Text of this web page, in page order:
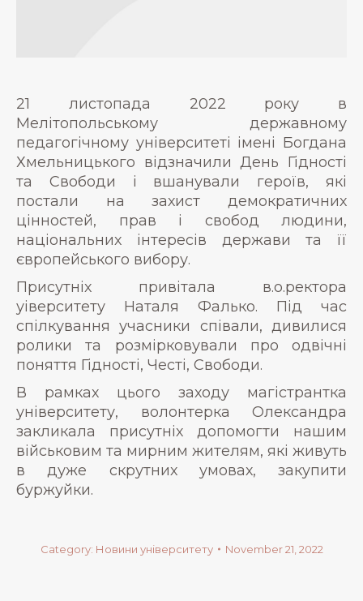
21 листопада 2022 року в
Мелітопольському державному
педагогічному університеті імені Богдана
Хмельницького відзначили День Гідності
та Свободи і вшанували героїв, які
постали на захист демократичних
цінностей, прав і свобод людини,
національних інтересів держави та її
європейського вибору.
Присутніх привітала в.о.ректора
уіверситету Наталя Фалько. Під час
спілкування учасники співали, дивилися
ролики та розмірковували про одвічні
поняття Гідності, Честі, Свободи.
В рамках цього заходу магістрантка
університету, волонтерка Олександра
закликала присутніх допомогти нашим
військовим та мирним жителям, які живуть
в дуже скрутних умовах, закупити
буржуйки.
Category: Новини університету November 21, 2022